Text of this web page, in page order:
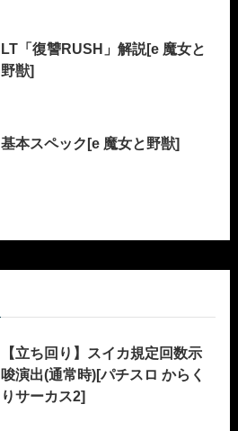
LT「復讐RUSH」解説[e 魔女と
野獣]
基本スペック[e 魔女と野獣]
【立ち回り】スイカ規定回数示
唆演出(通常時)[パチスロ からく
りサーカス2]